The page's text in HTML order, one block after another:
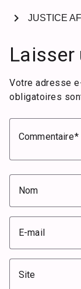
JUSTICE
chevron_right
Laisser
Votre adresse
obligatoires
Commentaire
Nom
E-mail
Site